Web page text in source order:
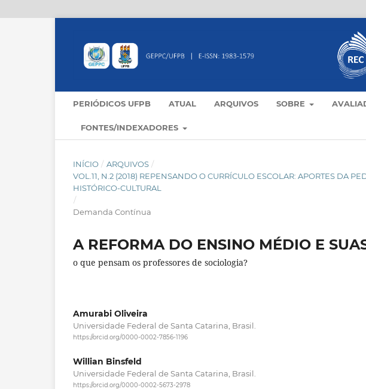
PERIÓDICOS UFPB ATUAL ARQUIVOS SOBRE
FONTES/INDEXADORES
INÍCIO / ARQUIVOS /
VOL.11, N.2 (2018) REPENSANDO O CURRÍCULO ESCOLAR: APORTES DA
HISTÓRICO-CULTURAL
/
Demanda Contínua
A REFORMA DO ENSINO MÉDIO E
o que pensam os professores de sociologia?
Amurabi Oliveira
Universidade Federal de Santa Catarina, Brasil.
https://orcid.org/0000-0002-7856-1196
Willian Binsfeld
Universidade Federal de Santa Catarina, Brasil.
https://orcid.org/0000-0002-5673-2978